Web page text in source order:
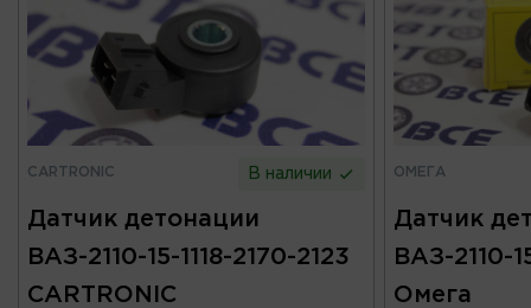
CARTRONIC В наличии
Датчик детонации
ВАЗ-2110-15-1118-2170-2123
CARTRONIC
ОМЕГА
Датчик
ВАЗ-2110-
Омега